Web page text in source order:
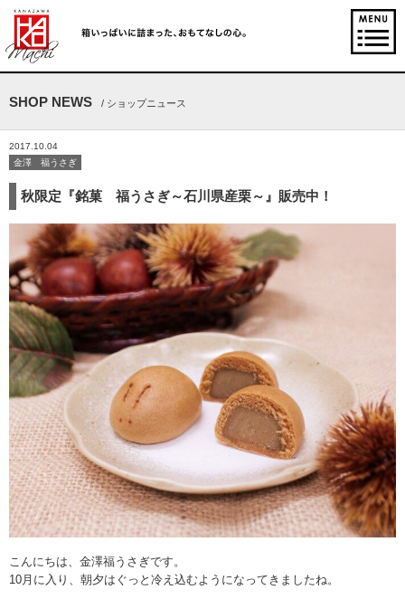
SHOP NEWS / ショップニュース
2017.10.04
金澤 福うさぎ
秋限定『銘菓 福うさぎ～石川県産栗～』販売中！
こんにちは、金澤福うさぎです。
10月に入り、朝夕はぐっと冷え込むようになってきましたね。